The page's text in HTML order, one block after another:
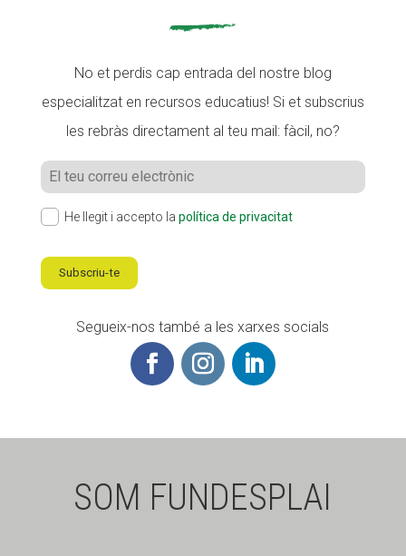
No et perdis cap entrada del nostre blog
especialitzat en recursos educatius! Si et subscrius
les rebràs directament al teu mail: fàcil, no?
He llegit i accepto la política de privacitat
Subscriu-te
Segueix-nos també a les xarxes socials
SOM FUNDESPLAI